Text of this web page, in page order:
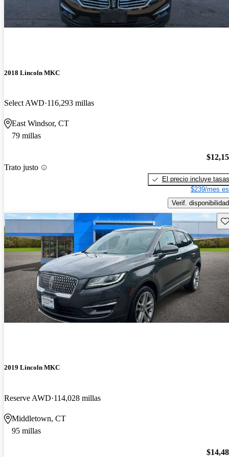
2018 Lincoln MKC
Select AWD 116,293 millas
East Windsor, CT
79 millas
Trato justo
El precio incluye tasas
$239/mes
Verif. disponibilidad
2019 Lincoln MKC
Reserve AWD 114,028 millas
Middletown, CT
95 millas